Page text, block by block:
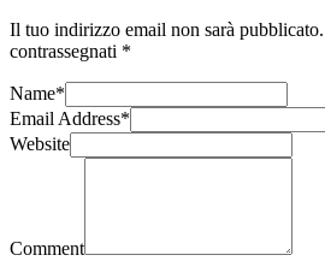
Il tuo indirizzo email non sarà pubblicato.
contrassegnati *
Name*
Email Address*
Website
Comment